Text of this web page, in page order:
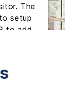
The
setup
to add